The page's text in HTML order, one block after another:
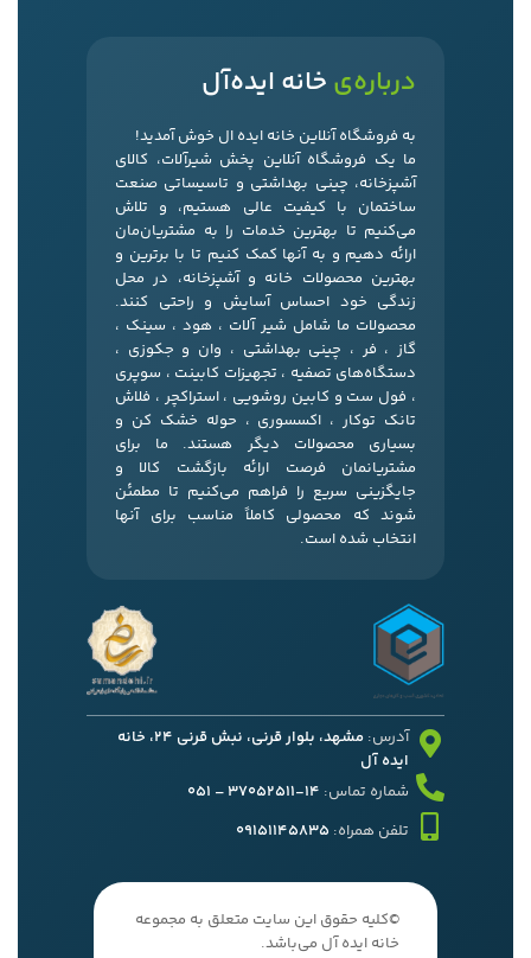
درباره‌ی خانه ایده‌آل
به فروشگاه آنلاین خانه ایده ال خوش آمدید!
ما یک فروشگاه آنلاین پخش شیرآلات، کالای
آشپزخانه، چینی بهداشتی و تاسیساتی صنعت
ساختمان با کیفیت عالی هستیم، و تلاش
می‌کنیم تا بهترین خدمات را به مشتریان‌مان
ارائه دهیم و به آنها کمک کنیم تا با برترین و
بهترین محصولات خانه و آشپزخانه، در محل
زندگی خود احساس آسایش و راحتی کنند.
محصولات ما شامل شیر آلات ، هود ، سینک ،
گاز ، فر ، چینی بهداشتی ، وان و جکوزی ،
دستگاه‌های تصفیه ، تجهیزات کابینت ، سوپری
، فول ست و کابین روشویی ، استراکچر ، فلاش
تانک توکار ، اکسسوری ، حوله خشک کن و
بسیاری محصولات دیگر هستند. ما برای
مشتریانمان فرصت ارائه بازگشت کالا و
جایگزینی سریع را فراهم می‌کنیم تا مطمئن
شوند که محصولی کاملاً مناسب برای آنها
انتخاب شده است.
آدرس:
مشهد، بلوار قرنی، نبش قرنی 24، خانه
ایده آل
شماره تماس: 14-37052511 – 051
تلفن همراه: 09151145835
©کلیه حقوق این سایت متعلق به مجموعه
خانه ایده آل می‌باشد.